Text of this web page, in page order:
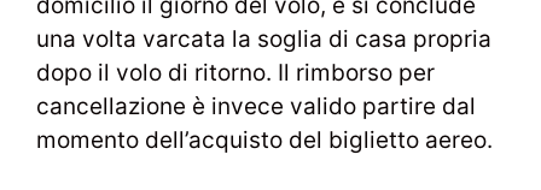
una volta varcata la soglia di casa propria
dopo il volo di ritorno. Il rimborso per
cancellazione è invece valido partire dal
momento dell’acquisto del biglietto aereo.